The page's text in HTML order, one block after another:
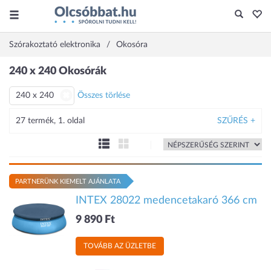
Szórakoztató elektronika Okosóra
240 x 240 Okosórák
240 x 240 Összes törlése
27 termék, 1. oldal SZŰRÉS +
PARTNERÜNK KIEMELT AJÁNLATA
INTEX 28022 medencetakaró 366 cm
9 890 Ft
TOVÁBB AZ ÜZLETBE